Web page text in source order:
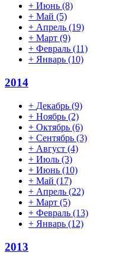
+ Июнь (8)
+ Май (5)
+ Апрель (19)
+ Март (9)
+ Февраль (11)
+ Январь (10)
2014
+ Декабрь (9)
+ Ноябрь (2)
+ Октябрь (6)
+ Сентябрь (3)
+ Август (4)
+ Июль (3)
+ Июнь (10)
+ Май (17)
+ Апрель (22)
+ Март (5)
+ Февраль (13)
+ Январь (12)
2013